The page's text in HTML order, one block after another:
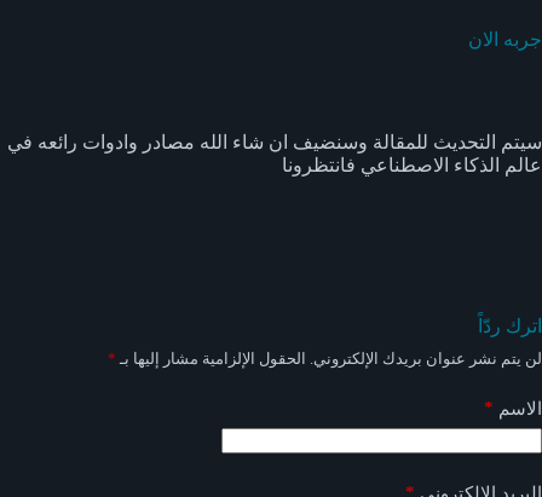
جربه الان
سيتم التحديث للمقالة وسنضيف ان شاء الله مصادر وادوات رائعه في
عالم الذكاء الاصطناعي فانتظرونا
اترك ردّاً
لن يتم نشر عنوان بريدك الإلكتروني. الحقول الإلزامية مشار إليها بـ *
الاسم *
*